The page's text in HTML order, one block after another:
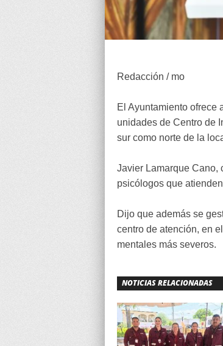
Redacción / mo
El Ayuntamiento ofrece
unidades de Centro de
sur como norte de la
Javier Lamarque Cano,
psicólogos que
Dijo que además se
centro de atención, en
mentales más severos.
NOTICIAS RELACIONADAS